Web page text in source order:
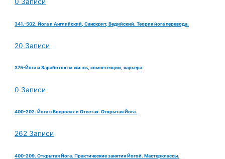
0 Записи
341.-502. Йога и Английский, Санскрит, Ведийский. Теория йога перевода.
20 Записи
375-Йога и Заработок на жизнь, компетенции, карьера
0 Записи
400-202. Йога в Вопросах и Ответах. Открытая Йога.
262 Записи
400-209. Открытая Йога. Практические занятия Йогой. Мастерклассы.